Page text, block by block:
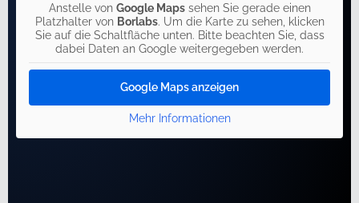
Anstelle von Google Mapssehen Sie gerade einen
Platzhalter von Borlabs. Um die Karte zu sehen, klicken
Sie auf die Schaltfläche unten. Bitte beachten Sie, dass
dabei Daten an Google weitergegeben werden.
Google Maps anzeigen
Mehr Informationen